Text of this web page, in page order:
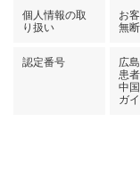
個人情報の取
り扱い
お
無
認定番号
広
患
中
ガ